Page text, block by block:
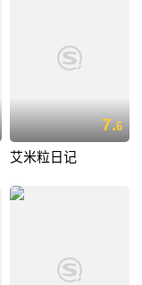
7.6
艾米粒日记